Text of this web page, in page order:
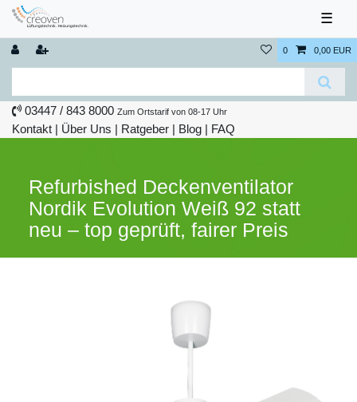
☰
0 0,00 EUR
03447 / 843 8000 Zum Ortstarif von 08-17 Uhr
Kontakt | Über Uns | Ratgeber | Blog | FAQ
Refurbished Deckenventilator
Nordik Evolution Weiß 92 statt
neu – top geprüft, fairer Preis